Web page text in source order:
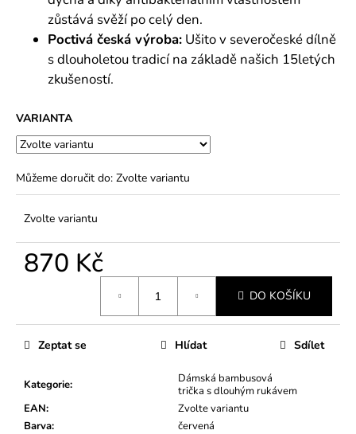
zůstává svěží po celý den.
Poctivá česká výroba: Ušito v severočeské dílně
s dlouholetou tradicí na základě našich 15letých
zkušeností.
VARIANTA
Můžeme doručit do: Zvolte variantu
Zvolte variantu
870 Kč
DO KOŠÍKU
Kategorie:
Dámská bambusová
trička s dlouhým rukávem
EAN:
Zvolte variantu
Barva:
červená
Zeptat se Hlídat Sdílet